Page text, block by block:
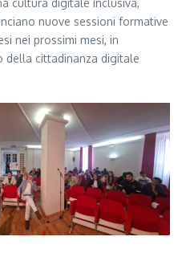
cultura digitale inclusiva,
nuove sessioni formative
nei prossimi mesi, in
della cittadinanza digitale